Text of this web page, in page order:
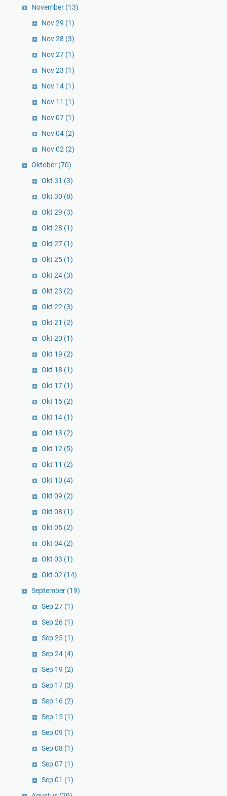
November (13)
Nov 29 (1)
Nov 28 (3)
Nov 27 (1)
Nov 23 (1)
Nov 14 (1)
Nov 11 (1)
Nov 07 (1)
Nov 04 (2)
Nov 02 (2)
Oktober (70)
Okt 31 (3)
Okt 30 (8)
Okt 29 (3)
Okt 28 (1)
Okt 27 (1)
Okt 25 (1)
Okt 24 (3)
Okt 23 (2)
Okt 22 (3)
Okt 21 (2)
Okt 20 (1)
Okt 19 (2)
Okt 18 (1)
Okt 17 (1)
Okt 15 (2)
Okt 14 (1)
Okt 13 (2)
Okt 12 (5)
Okt 11 (2)
Okt 10 (4)
Okt 09 (2)
Okt 08 (1)
Okt 05 (2)
Okt 04 (2)
Okt 03 (1)
Okt 02 (14)
September (19)
Sep 27 (1)
Sep 26 (1)
Sep 25 (1)
Sep 24 (4)
Sep 19 (2)
Sep 17 (3)
Sep 16 (2)
Sep 15 (1)
Sep 09 (1)
Sep 08 (1)
Sep 07 (1)
Sep 01 (1)